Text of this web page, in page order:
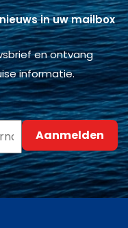
in uw mailbox
en ontvang
informatie.